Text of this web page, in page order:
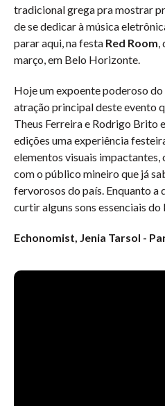
tradicional grega pra mostrar
de se dedicar à música
parar aqui, na festa Red Room,
março, em Belo Horizonte.
Hoje um expoente poderoso
atração principal deste evento
Theus Ferreira e Rodrigo Brito
edições uma experiência
elementos visuais impactantes,
com o público mineiro que já
fervorosos do país. Enquanto a
curtir alguns sons essenciais do
Echonomist, Jenia Tarsol -